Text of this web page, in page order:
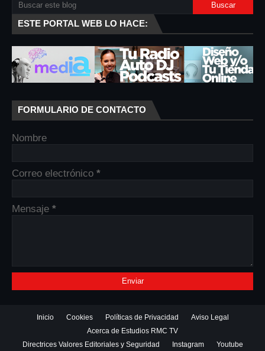
ESTE PORTAL WEB LO HACE:
FORMULARIO DE CONTACTO
Nombre
Correo electrónico *
Mensaje *
Inicio Cookies Políticas de Privacidad
Aviso Legal
Acerca de Estudios RMC TV
Directrices Valores Editoriales y Seguridad
Instagram Youtube